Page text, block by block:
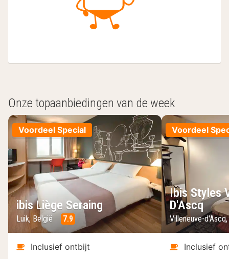
Onze topaanbiedingen van de week
Voordeel Special
ibis Liège Seraing
Luik, België 7.9
Inclusief ontbijt
Voordeel
Ibis Styles
D'Ascq
Villeneuve-
Inclusief